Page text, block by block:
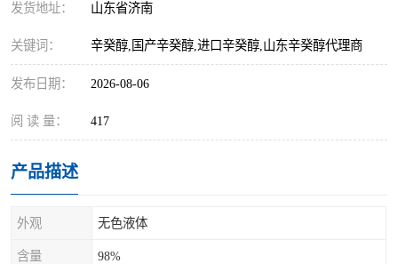
发货地址： 山东省济南
关键词： 辛癸醇,国产辛癸醇,进口辛癸醇,山东辛癸醇代理商
发布日期： 2026-08-06
阅 读 量： 417
产品描述
外观 无色液体
含量 98%
酯类
烷烃化工原料 合成中间体